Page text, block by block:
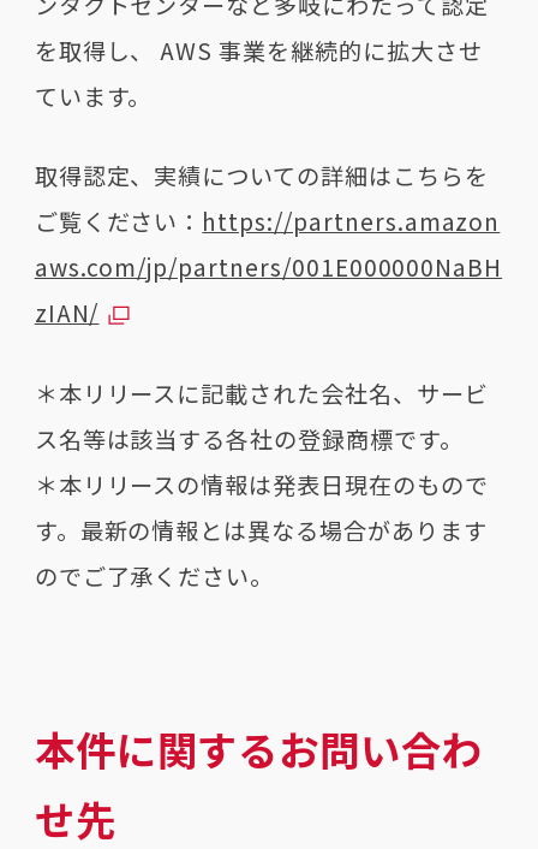
を取得し、 AWS 事業を継続的に拡大させ
ています。
取得認定、実績についての詳細はこちらを
ご覧ください： https://partners.amazon
aws.com/jp/partners/001E000000NaBH
zIAN/
＊本リリースに記載された会社名、サービ
ス名等は該当する各社の登録商標です。
＊本リリースの情報は発表日現在のもので
す。最新の情報とは異なる場合があります
のでご了承ください。
本件に関するお問い合わ
せ先